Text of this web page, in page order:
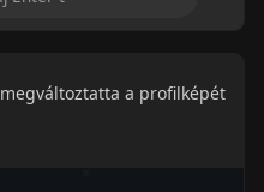
megváltoztatta a profilképét